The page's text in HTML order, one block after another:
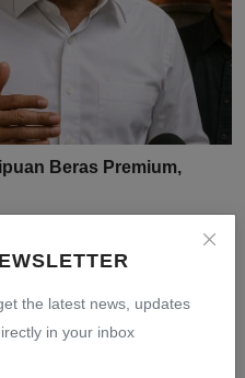
the latest news, updates
in your inbox
Beras Premium,